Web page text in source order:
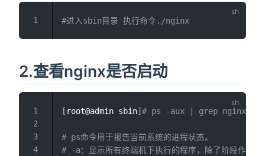
#进入sbin目录 执行命令./nginx
2.查看nginx是否启动
[ root@admin sbin] # ps -aux | grep nginx
# ps命令用于报告当前系统的进程状态。
# -a：显示所有终端机下执行的程序，除了阶段作业领